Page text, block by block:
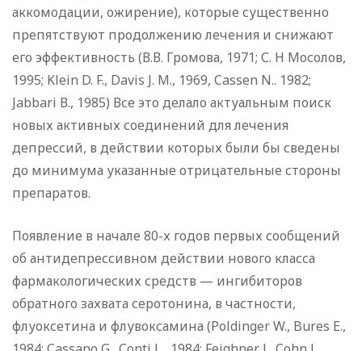
аккомодации, ожирение), которые существенно
препятствуют продолжению лечения и снижают
его эффективность (В.В. Громова, 1971; С. Н Мосолов,
1995; Klein D. F., Davis J. M., 1969, Cassen N.. 1982;
Jabbari В., 1985) Все это делало актуальным поиск
новых активных соединений для лечения
депрессий, в действии которых были бы сведены
до минимума указанные отрицательные стороны
препаратов.
Появление в начале 80-х годов первых сообщений
об антидепрессивном действии нового класса
фармакологических средств — ингибиторов
обратного захвата серотонина, в частности,
флуоксетина и флувоксамина (Poldinger W., Bures E.,